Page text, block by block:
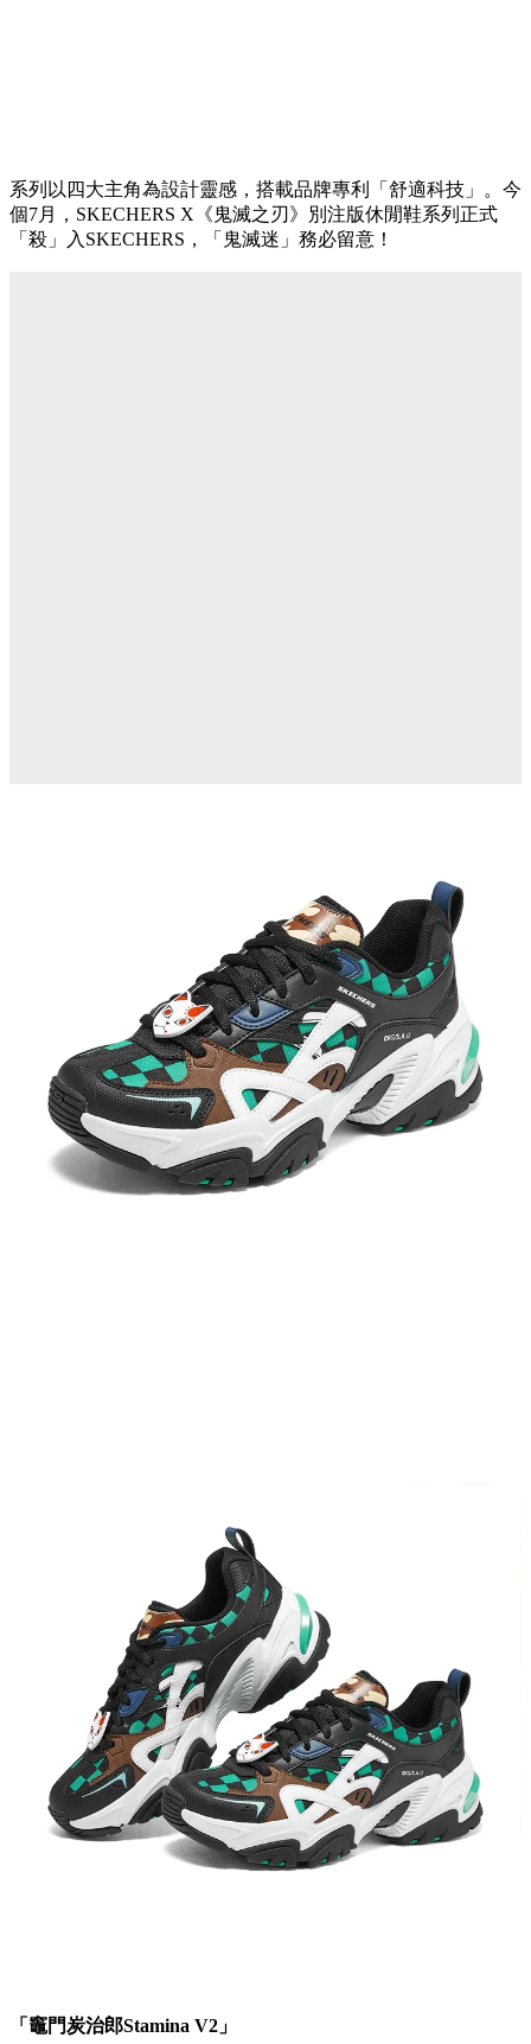
系列以四大主角為設計靈感，搭載品牌專利「舒適科技」。今
個7月，SKECHERS X《鬼滅之刃》別注版休閒鞋系列正式
「殺」入SKECHERS，「鬼滅迷」務必留意！
「竈門炭治郎Stamina V2」